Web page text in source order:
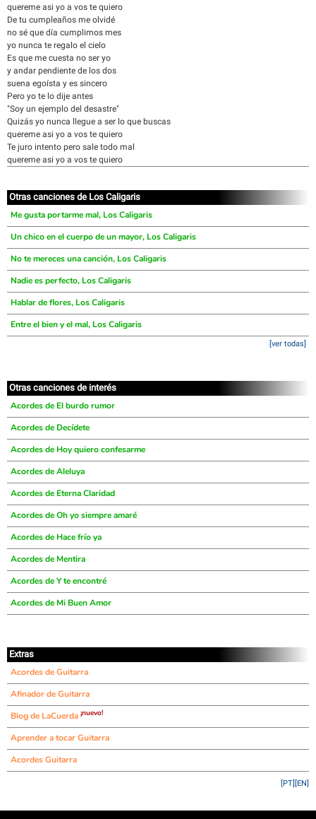
quereme asi yo a vos te quiero
De tu cumpleaños me olvidé
no sé que día cumplimos mes
yo nunca te regalo el cielo
Es que me cuesta no ser yo
y andar pendiente de los dos
suena egoísta y es sincero
Pero yo te lo dije antes
"Soy un ejemplo del desastre"
Quizás yo nunca llegue a ser lo que buscas
quereme asi yo a vos te quiero
Te juro intento pero sale todo mal
quereme asi yo a vos te quiero
Otras canciones de Los Caligaris
Me gusta portarme mal, Los Caligaris
Un chico en el cuerpo de un mayor, Los Caligaris
No te mereces una canción, Los Caligaris
Nadie es perfecto, Los Caligaris
Hablar de flores, Los Caligaris
Entre el bien y el mal, Los Caligaris
[ver todas]
Otras canciones de interés
Acordes de El burdo rumor
Acordes de Decídete
Acordes de Hoy quiero confesarme
Acordes de Aleluya
Acordes de Eterna Claridad
Acordes de Oh yo siempre amaré
Acordes de Hace frío ya
Acordes de Mentira
Acordes de Y te encontré
Acordes de Mi Buen Amor
Extras
Acordes de Guitarra
Afinador de Guitarra
Blog de LaCuerda ¡nuevo!
Aprender a tocar Guitarra
Acordes Guitarra
[EN]
[PT]